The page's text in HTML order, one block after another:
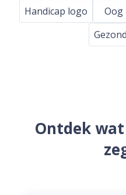
Handicap logo
Oog
Ontdek